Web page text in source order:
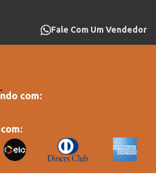
Fale Com Um Vendedor
com: